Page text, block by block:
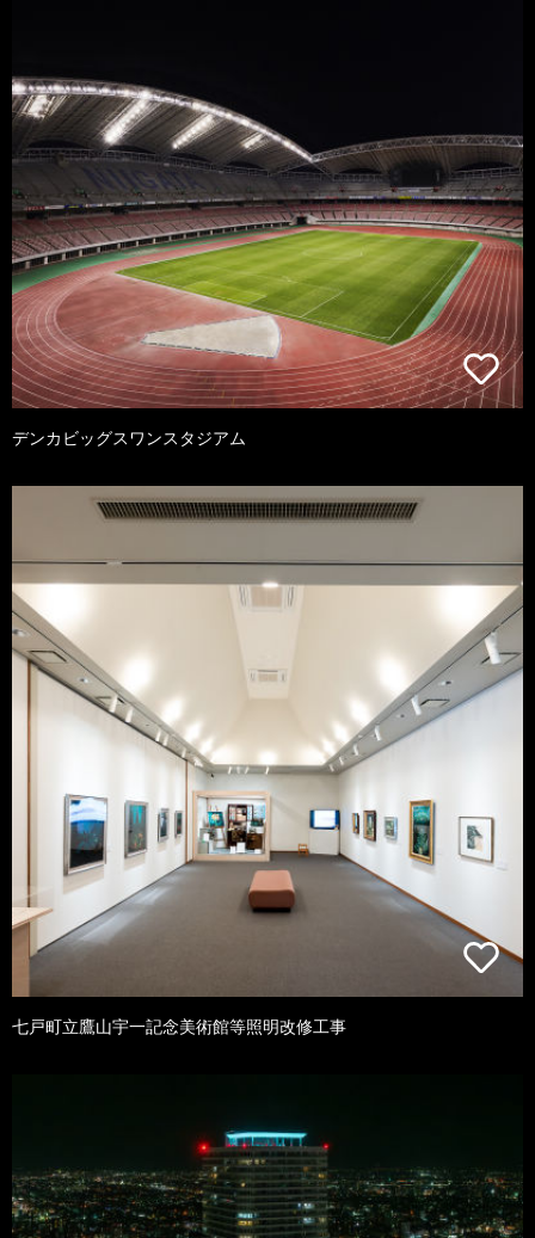
デンカビッグスワンスタジアム
七戸町立鷹山宇一記念美術館等照明改修工事